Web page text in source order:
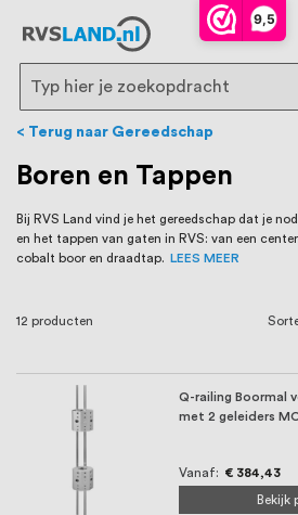
9,5
RVS Land is een écht
bijna 20 jaar ervaring in
voor binnen- en
trapleuningen,
ventilatieroosters en
webshop vind je het
van Nederland en
direct uit voorraad
tevens een eigen
RVS op maat
oprichting staat
Search
Terug naar Gereedschap
Boren en Tappen
Bij RVS Land vind je het gereedschap dat je
en het tappen van gaten in RVS: van een
cobalt boor en draadtap.
LEES MEER
12 producten
Q-railing Boormal
met 2 geleiders
Vanaf € 384,43
Bekijk